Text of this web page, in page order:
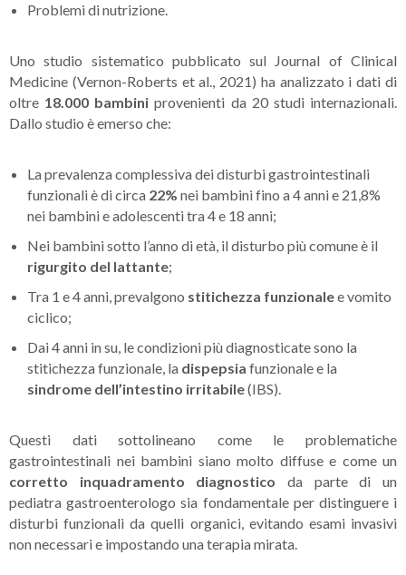
Problemi di nutrizione.
Uno studio sistematico pubblicato sul Journal of Clinical
Medicine (Vernon-Roberts et al., 2021) ha analizzato i dati di
oltre 18.000 bambini provenienti da 20 studi internazionali.
Dallo studio è emerso che:
La prevalenza complessiva dei disturbi gastrointestinali
funzionali è di circa 22% nei bambini fino a 4 anni e 21,8%
nei bambini e adolescenti tra 4 e 18 anni;
Nei bambini sotto l’anno di età, il disturbo più comune è il
rigurgito del lattante;
Tra 1 e 4 anni, prevalgono stitichezza funzionalee vomito
ciclico;
Dai 4 anni in su, le condizioni più diagnosticate sono la
stitichezza funzionale, la dispepsia funzionale e la
sindrome dell’intestino irritabile(IBS).
Questi dati sottolineano come le problematiche
gastrointestinali nei bambini siano molto diffuse e come un
corretto inquadramento diagnostico da parte di un
pediatra gastroenterologo sia fondamentale per distinguere i
disturbi funzionali da quelli organici, evitando esami invasivi
non necessari e impostando una terapia mirata.